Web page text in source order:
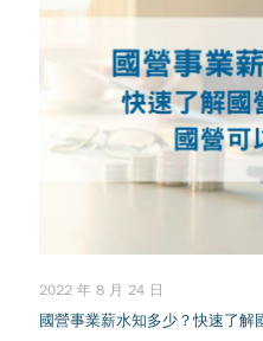
2022 年 8 月 24 日
國營事業薪水知多少？快速了